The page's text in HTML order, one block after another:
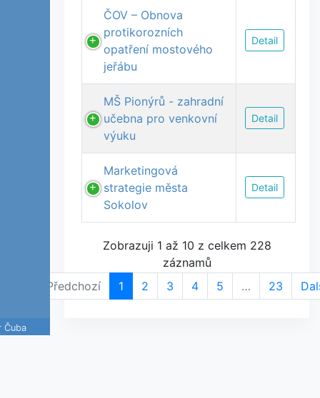
Čuba
ČOV – Obnova
protikorozních
opatření mostového
jeřábu
Detail
MŠ Pionýrů - zahradní
učebna pro venkovní
výuku
Detail
Marketingová
strategie města
Sokolov
Detail
Zobrazuji 1 až 10 z celkem 228
záznamů
Předchozí
1 2 3 4 5 … 23